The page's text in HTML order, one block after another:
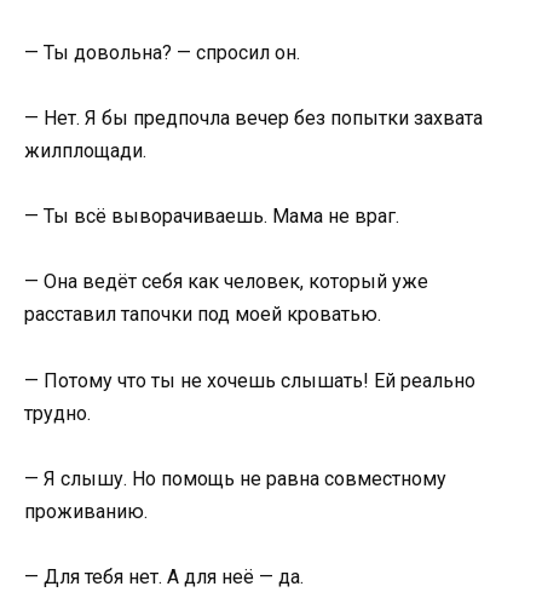
— Ты довольна? — спросил он.
— Нет. Я бы предпочла вечер без попытки захвата
жилплощади.
— Ты всё выворачиваешь. Мама не враг.
— Она ведёт себя как человек, который уже
расставил тапочки под моей кроватью.
— Потому что ты не хочешь слышать! Ей реально
трудно.
— Я слышу. Но помощь не равна совместному
проживанию.
— Для тебя нет. А для неё — да.